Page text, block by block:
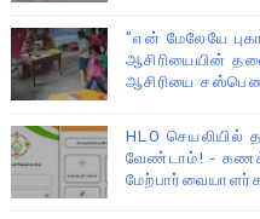
"என் மேலேயே
ஆசிரியையின்
ஆசிரியை
HLO செயலியில்
வேண்டாம்! -